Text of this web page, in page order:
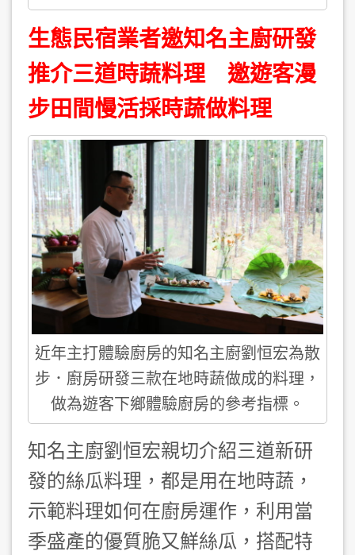
生態民宿業者邀知名主廚研發
推介三道時蔬料理 邀遊客漫
步田間慢活採時蔬做料理
近年主打體驗廚房的知名主廚劉恒宏為散
步．廚房研發三款在地時蔬做成的料理，
做為遊客下鄉體驗廚房的參考指標。
知名主廚劉恒宏親切介紹三道新研
發的絲瓜料理，都是用在地時蔬，
示範料理如何在廚房運作，利用當
季盛產的優質脆又鮮絲瓜，搭配特